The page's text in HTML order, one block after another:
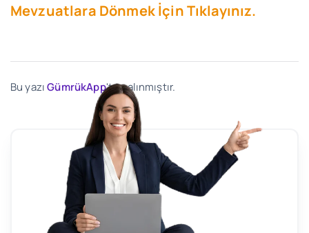
Mevzuatlara Dönmek İçin Tıklayınız.
Bu yazıGümrükApp'ten alınmıştır.